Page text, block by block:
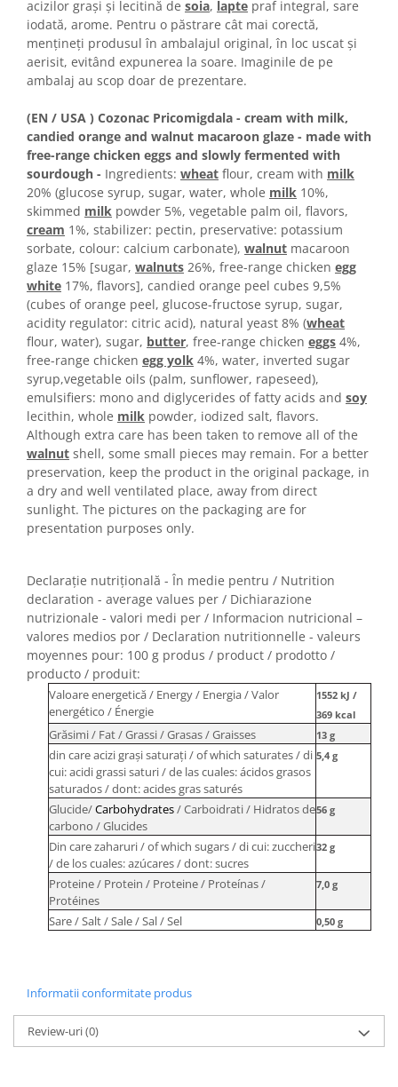
Snack-uri sărate
Covrigi cu ulei de masline
Covrigi de Buzau
Crochete
Produse de gătit
Faina
Arpacas si pesmet
Malai
Produse congelate
Panificatie congelata
Patiserie congelata
Pizza congelata
Baton Cookie congelat
Cheesecake congelat
Horeca
Faina Profesionala
Fursecuri vrac
Congelate brutarie
Cadouri
Pachete Cadou
Accesorii Boromir
Dulciurile Feleacul
Glucoza
Halva
acizilor grași și lecitină de soia, lapte praf integral, sare
iodată, arome. Pentru o păstrare cât mai corectă,
menţineţi produsul în ambalajul original, în loc uscat şi
aerisit, evitând expunerea la soare. Imaginile de pe
ambalaj au scop doar de prezentare.
(EN / USA ) Cozonac Pricomigdala - cream with milk,
candied orange and walnut macaroon glaze - made with
free-range chicken eggs and slowly fermented with
sourdough - Ingredients: wheat flour, cream with milk
20% (glucose syrup, sugar, water, whole milk 10%,
skimmed milk powder 5%, vegetable palm oil, flavors,
cream 1%, stabilizer: pectin, preservative: potassium
sorbate, colour: calcium carbonate), walnut macaroon
glaze 15% [sugar, walnuts 26%, free-range chicken egg
white 17%, flavors], candied orange peel cubes 9,5%
(cubes of orange peel, glucose-fructose syrup, sugar,
acidity regulator: citric acid), natural yeast 8% (wheat
flour, water), sugar, butter, free-range chicken eggs 4%,
free-range chicken egg yolk 4%, water, inverted sugar
syrup,vegetable oils (palm, sunflower, rapeseed),
emulsifiers: mono and diglycerides of fatty acids and soy
lecithin, whole milk powder, iodized salt, flavors.
Although extra care has been taken to remove all of the
walnut shell, some small pieces may remain. For a better
preservation, keep the product in the original package, in
a dry and well ventilated place, away from direct
sunlight. The pictures on the packaging are for
presentation purposes only.
Declarație nutrițională - În medie pentru / Nutrition
declaration - average values per / Dichiarazione
nutrizionale - valori medi per / Informacion nutricional –
valores medios por / Declaration nutritionnelle - valeurs
moyennes pour: 100 g produs / product / prodotto /
producto / produit:
Valoare energetică / Energy / Energia / Valor
energético / Énergie
1552 kJ /
369 kcal
Grăsimi / Fat / Grassi / Grasas / Graisses 13 g
din care acizi graşi saturaţi / of which saturates / di
cui: acidi grassi saturi / de las cuales: ácidos grasos
saturados / dont: acides gras saturés
5,4 g
Glucide/Carbohydrates/ Carboidrati / Hidratos de
carbono / Glucides
56 g
Din care zaharuri / of which sugars / di cui: zuccheri
/ de los cuales: azúcares / dont: sucres
32 g
Proteine / Protein / Proteine / Proteínas /
Protéines
7,0 g
Sare / Salt / Sale / Sal / Sel 0,50 g
Informatii conformitate produs
Review-uri(0)